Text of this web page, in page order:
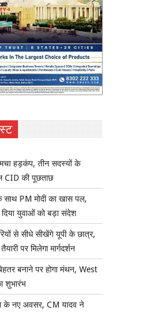
हड़कंप, तीन सदस्यों के
CID की पूछताछ
PM मोदी का खास पल,
युवाओं को बड़ा संदेश
से सीधे सीखेंगे यूपी के छात्र,
पर मिलेगा मार्गदर्शन
बनाने पर होगा मंथन, West
शुभारंभ
के नए अवसर, CM यादव ने